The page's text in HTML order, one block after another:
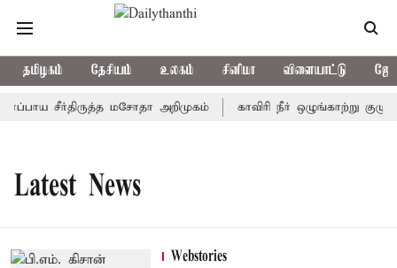
தமிழகம் தேசியம் உலகம் சினிமா விளையாட்டு
சீர்திருத்த மசோதா அறிமுகம் காவிரி நீர் ஒழுங்காற்று குழு
Latest News
Webstories